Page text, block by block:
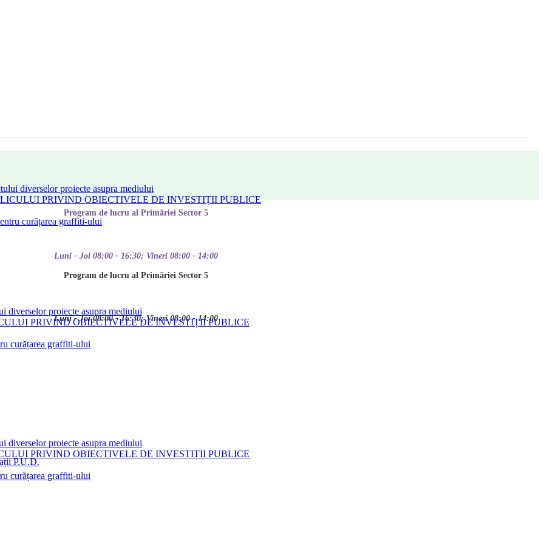
diverselor proiecte asupra mediului
PRIVIND OBIECTIVELE DE INVESTIȚII PUBLICE
curățarea graffiti-ului
P.U.D.
Program de lucru al Primăriei Sector 5
Luni - Joi 08:00 - 16:30; Vineri 08:00 - 14:00
Program de lucru al Primăriei Sector 5
Luni - Joi 08:00 - 16:30; Vineri 08:00 - 14:00
diverselor proiecte asupra mediului
PRIVIND OBIECTIVELE DE INVESTIȚII PUBLICE
curățarea graffiti-ului
diverselor proiecte asupra mediului
PRIVIND OBIECTIVELE DE INVESTIȚII PUBLICE
curățarea graffiti-ului